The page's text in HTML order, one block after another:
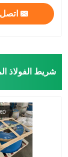
لفائف قطاع ss
لفة قطاع
شريط لفائف
اتصل